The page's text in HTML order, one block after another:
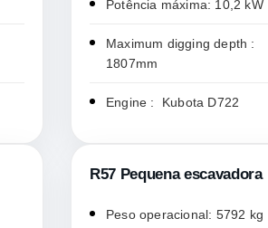
Potência máxima: 10,2 kW
Maximum digging depth :
1807mm
Engine : Kubota D722
R57 Pequena escavadora
Peso operacional: 5792 kg